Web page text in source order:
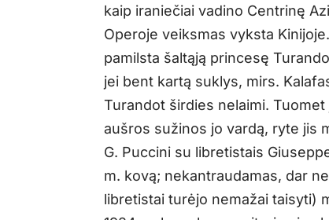
kaip iraniečiai vadino Centrinę
Operoje veiksmas vyksta
pamilsta šaltąją princesę
jei bent kartą suklys, mirs.
Turandot širdies nelaimi.
aušros sužinos jo vardą, ryte jis
G. Puccini su libretistais
m. kovą; nekantraudamas, dar
libretistai turėjo nemažai taisyti)